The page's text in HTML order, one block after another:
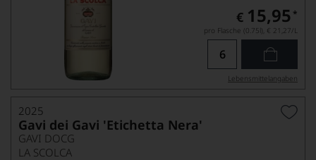
€ 15,95 *
pro Flasche (0.75l), € 21,27/L
Lebensmittel­angaben
2025
Gavi dei Gavi 'Etichetta Nera'
GAVI DOCG
LA SCOLCA